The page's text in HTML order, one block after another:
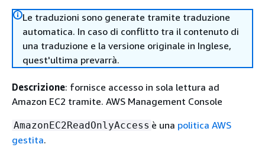
Le traduzioni sono generate tramite traduzione
automatica. In caso di conflitto tra il contenuto di
una traduzione e la versione originale in Inglese,
quest'ultima prevarrà.
Descrizione: fornisce accesso in sola lettura ad
Amazon EC2 tramite. AWS Management Console
AmazonEC2ReadOnlyAccess è una politica AWS
gestita.